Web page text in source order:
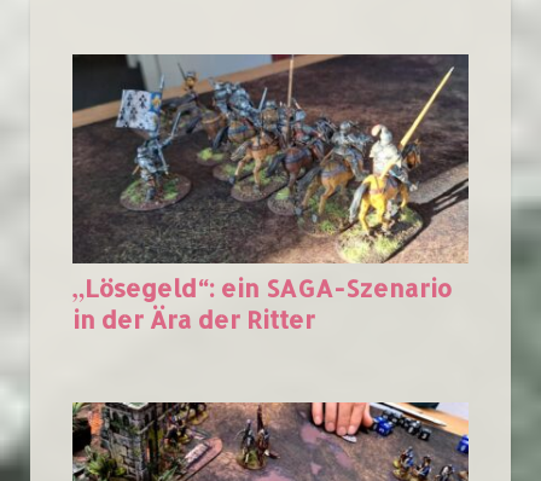
„Lösegeld“: ein SAGA-Szenario
in der Ära der Ritter